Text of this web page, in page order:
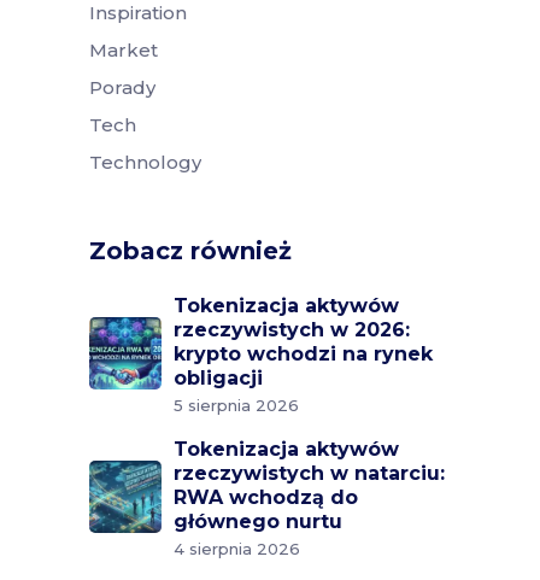
Inspiration
Market
Porady
Tech
Technology
Zobacz również
Tokenizacja aktywów
rzeczywistych w 2026:
krypto wchodzi na rynek
obligacji
5 sierpnia 2026
Tokenizacja aktywów
rzeczywistych w natarciu:
RWA wchodzą do
głównego nurtu
4 sierpnia 2026